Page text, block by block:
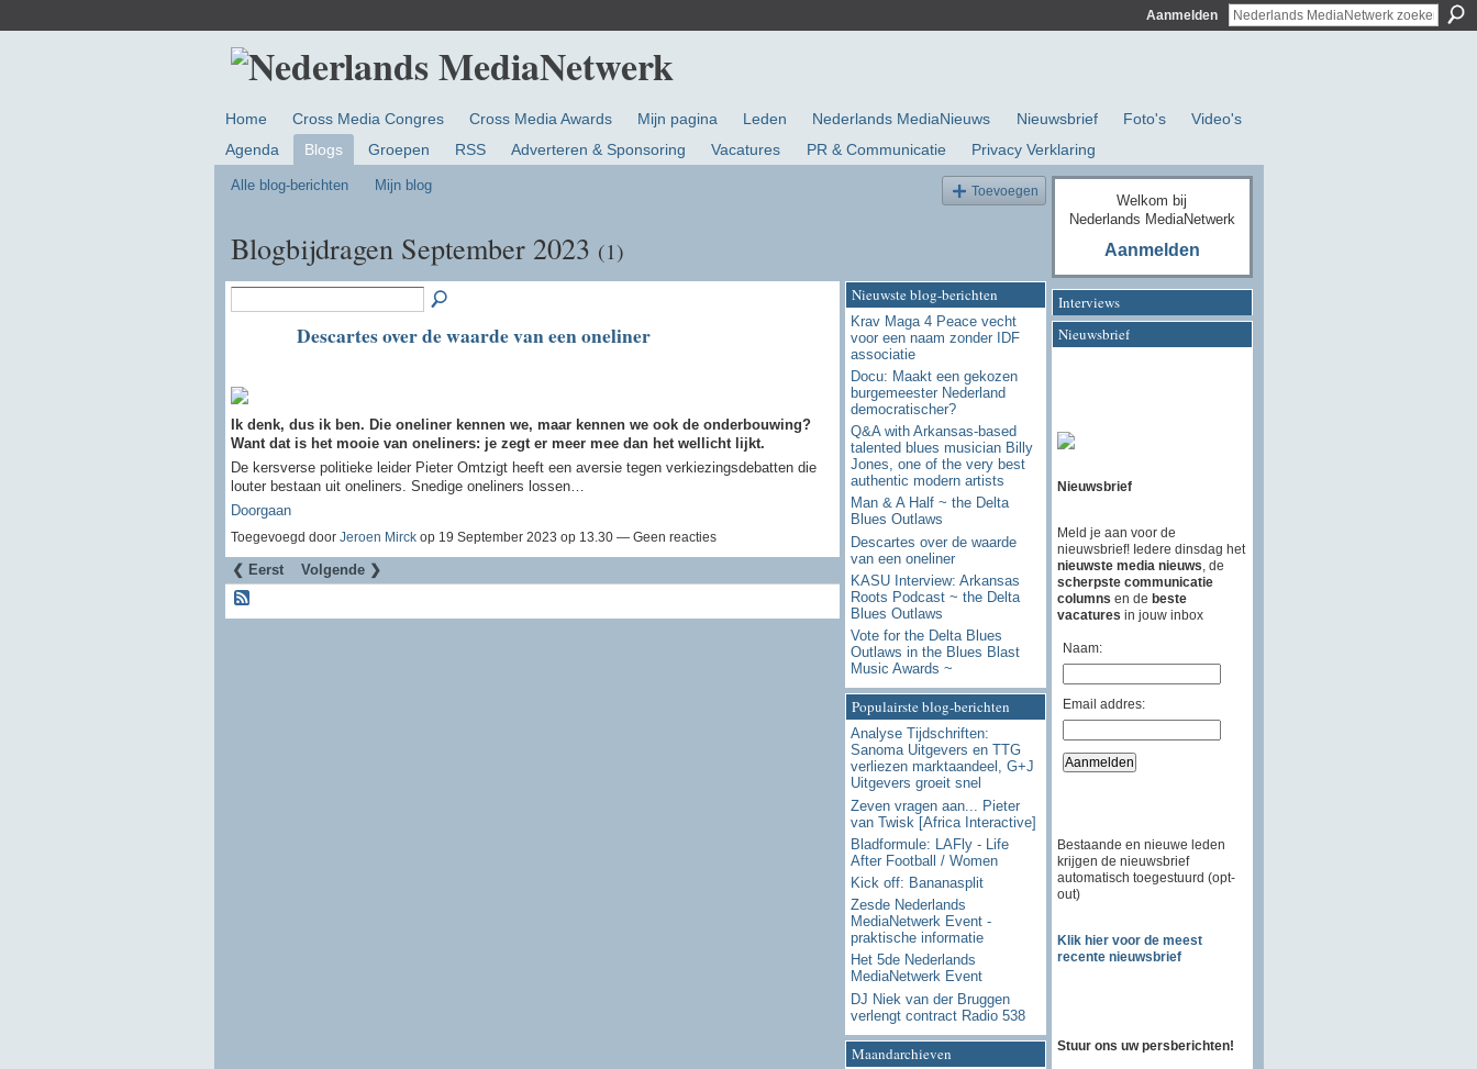
Aanmelden
Home Cross Media Congres Cross Media Awards Mijn pagina Leden Nederlands MediaNieuws Nieuwsbrief Foto's
Video's
Agenda
Blogs Groepen RSS Adverteren & Sponsoring Vacatures PR & Communicatie Privacy Verklaring
Alle blog-berichten Mijn blog Toevoegen
Blogbijdragen September 2023 (1)
Descartes over de waarde van een oneliner
Ik denk, dus ik ben. Die oneliner kennen we, maar kennen we ook de onderbouwing?
Want dat is het mooie van oneliners: je zegt er meer mee dan het wellicht lijkt.
De kersverse politieke leider Pieter Omtzigt heeft een aversie tegen verkiezingsdebatten die
louter bestaan uit oneliners. Snedige oneliners lossen…
Doorgaan
Toegevoegd door Jeroen Mirckop 19 September 2023 op 13.30 — Geen reacties
❮ Eerst Volgende ❯
Nieuwste blog-berichten
Krav Maga 4 Peace vecht
voor een naam zonder IDF
associatie
Docu: Maakt een gekozen
burgemeester Nederland
democratischer?
Q&A with Arkansas-based
talented blues musician Billy
Jones, one of the very best
authentic modern artists
Man & A Half ~ the Delta
Blues Outlaws
Descartes over de waarde
van een oneliner
KASU Interview: Arkansas
Roots Podcast ~ the Delta
Blues Outlaws
Vote for the Delta Blues
Outlaws in the Blues Blast
Music Awards ~
Populairste blog-berichten
Analyse Tijdschriften:
Sanoma Uitgevers en TTG
verliezen marktaandeel, G+J
Uitgevers groeit snel
Zeven vragen aan... Pieter
van Twisk [Africa Interactive]
Bladformule: LAFly - Life
After Football / Women
Kick off: Bananasplit
Zesde Nederlands
MediaNetwerk Event -
praktische informatie
Het 5de Nederlands
MediaNetwerk Event
DJ Niek van der Bruggen
verlengt contract Radio 538
Maandarchieven
Welkom bij
Nederlands MediaNetwerk
Aanmelden
Interviews
Nieuwsbrief
Nieuwsbrief
Meld je aan voor de
nieuwsbrief! Iedere dinsdag het
nieuwste media nieuws , de
scherpste communicatie
columns en de beste
vacatures in jouw inbox
Naam:
Email addres:
Bestaande en nieuwe leden
krijgen de nieuwsbrief
automatisch toegestuurd (opt-
out)
Klik hier voor de meest
recente nieuwsbrief
Stuur ons uw persberichten!